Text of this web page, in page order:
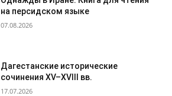
на персидском языке
07.08.2026
Дагестанские исторические
сочинения XV–XVIII вв.
17.07.2026